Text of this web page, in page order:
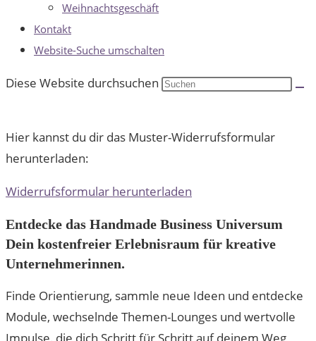
Weihnachtsgeschäft
Kontakt
Website-Suche umschalten
Diese Website durchsuchen
Hier kannst du dir das Muster-Widerrufsformular
herunterladen:
Widerrufsformular herunterladen
Entdecke das Handmade Business Universum
Dein kostenfreier Erlebnisraum für kreative
Unternehmerinnen.
Finde Orientierung, sammle neue Ideen und entdecke
Module, wechselnde Themen-Lounges und wertvolle
Impulse, die dich Schritt für Schritt auf deinem Weg